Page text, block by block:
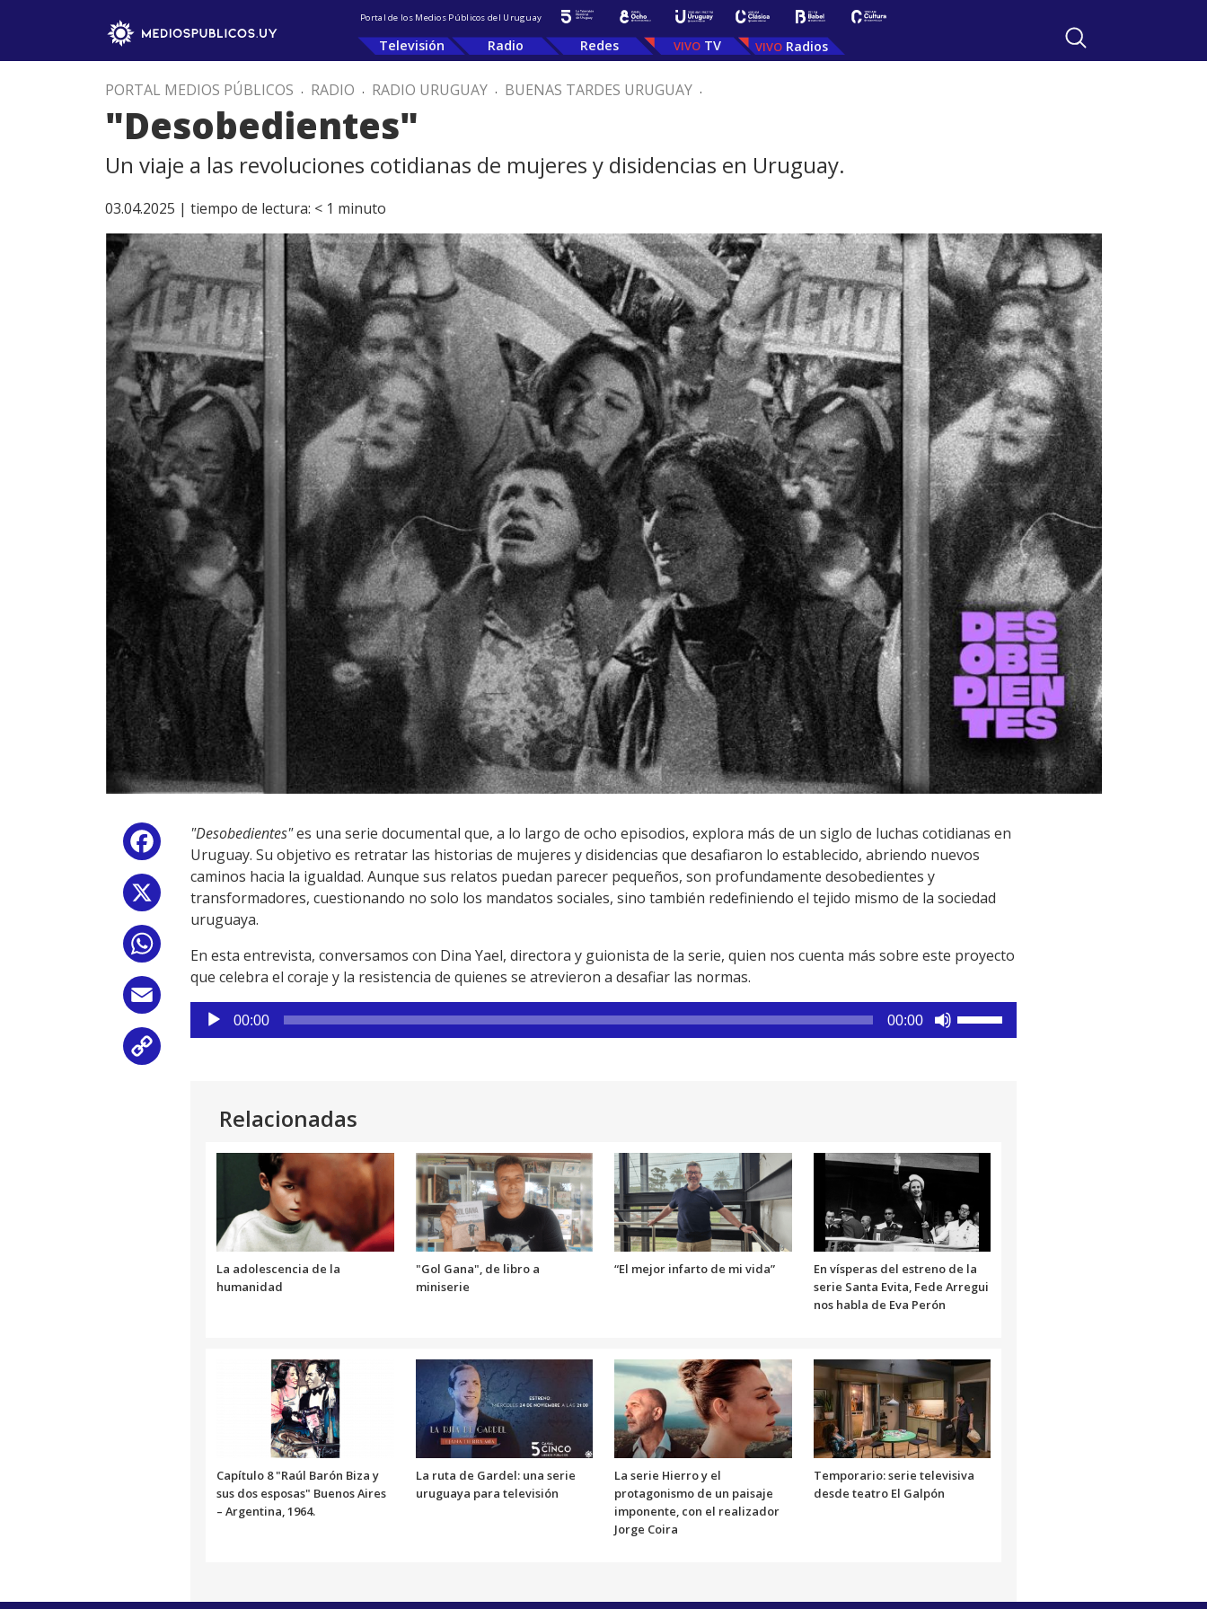
Portal de los Medios Públicos del Uruguay
Televisión Radio Redes TV Radios
PORTAL MEDIOS PÚBLICOS . RADIO . RADIO URUGUAY . BUENAS TARDES URUGUAY .
"Desobedientes"
Un viaje a las revoluciones cotidianas de mujeres y disidencias en Uruguay.
03.04.2025 | tiempo de lectura: < 1 minuto
Facebook
WhatsApp
Email
"Desobedientes"es una serie documental que, a lo largo de ocho episodios, explora más de un siglo de luchas cotidianas en
Uruguay. Su objetivo es retratar las historias de mujeres y disidencias que desafiaron lo establecido, abriendo nuevos
caminos hacia la igualdad. Aunque sus relatos puedan parecer pequeños, son profundamente desobedientes y
transformadores, cuestionando no solo los mandatos sociales, sino también redefiniendo el tejido mismo de la sociedad
uruguaya.
En esta entrevista, conversamos con Dina Yael, directora y guionista de la serie, quien nos cuenta más sobre este proyecto
que celebra el coraje y la resistencia de quienes se atrevieron a desafiar las normas.
Reproductor
de
00:00 00:00
aumentar
disminuir
el
volumen.
Relacionadas
La adolescencia de la
humanidad
"Gol Gana", de libro a
miniserie
“El mejor infarto de mi vida”
En vísperas del estreno de la
serie Santa Evita, Fede Arregui
nos habla de Eva Perón
Capítulo 8 "Raúl Barón Biza y
sus dos esposas" Buenos Aires
– Argentina, 1964.
La ruta de Gardel: una serie
uruguaya para televisión
La serie Hierro y el
protagonismo de un paisaje
imponente, con el realizador
Jorge Coira
Temporario: serie televisiva
desde teatro El Galpón